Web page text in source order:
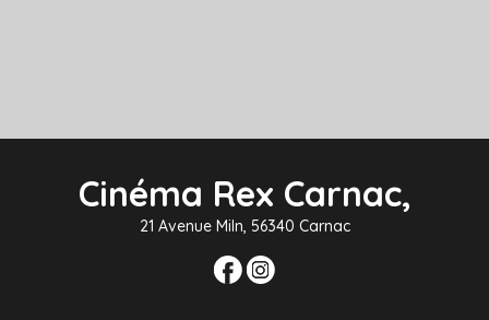
Cinéma Rex Carnac,
21 Avenue Miln, 56340 Carnac